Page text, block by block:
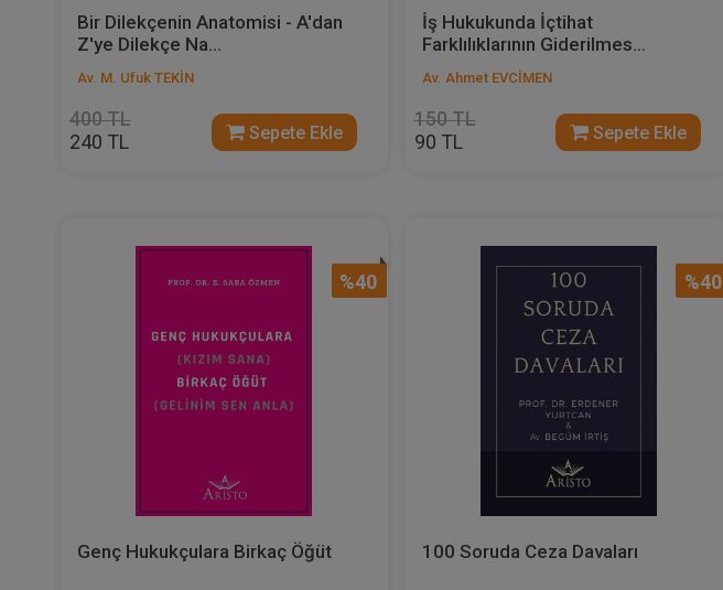
Bir Dilekçenin Anatomisi - A'dan
Z'ye Dilekçe Na...
Av. M. Ufuk TEKİN
400 TL
240 TL Sepete Ekle
İş Hukukunda İçtihat
Farklılıklarının Giderilmes...
Av. Ahmet EVCİMEN
150 TL
90 TL Sepete Ekle
%40
Genç Hukukçulara Birkaç Öğüt
%40
100 Soruda Ceza Davaları